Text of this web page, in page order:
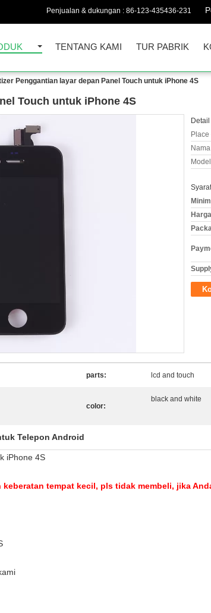
Penjualan & dukungan : 86-123-435436-231
TENTANG KAMI TUR PABRIK
Penggantian layar depan Panel Touch untuk iPhone 4S
Touch untuk iPhone 4S
parts: lcd and touch
color:
black and white
Telepon Android
iPhone 4S
tempat kecil, pls tidak membeli, jika